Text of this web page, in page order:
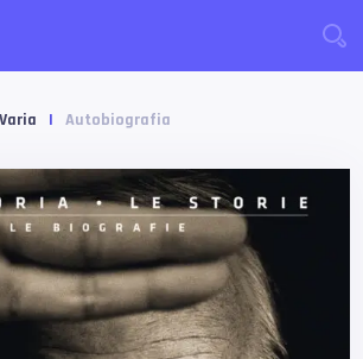
Varia | Autobiografia